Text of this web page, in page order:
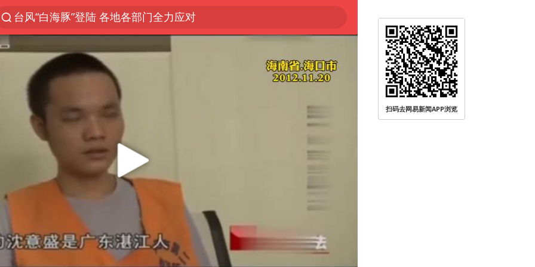
台风“白海豚”登陆 各地各部门全力应对
部分银行上调存款利率
小沈阳加盟《披荆斩棘》
新疆生产建设兵团生态环境局原局长被查
朱一龙的鼻子怎么了
上海暴雨已致多处积水
三预警齐发 11个省份有大到暴雨
上海地铁4条线路全线停运
上海鼓励居家办公
4.2平卫生间补漏注胶花1.55万
国乒连续两站无缘冠军
扫码去网易新闻APP浏览